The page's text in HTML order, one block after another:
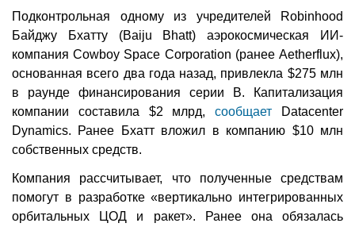
Подконтрольная одному из учредителей Robinhood
Байджу Бхатту (Baiju Bhatt) аэрокосмическая ИИ-
компания Cowboy Space Corporation (ранее Aetherflux),
основанная всего два года назад, привлекла $275 млн
в раунде финансирования серии B. Капитализация
компании составила $2 млрд,сообщает Datacenter
Dynamics. Ранее Бхатт вложил в компанию $10 млн
собственных средств.
Компания рассчитывает, что полученные средствам
помогут в разработке «вертикально интегрированных
орбитальных ЦОД и ракет». Ранее она обязалась